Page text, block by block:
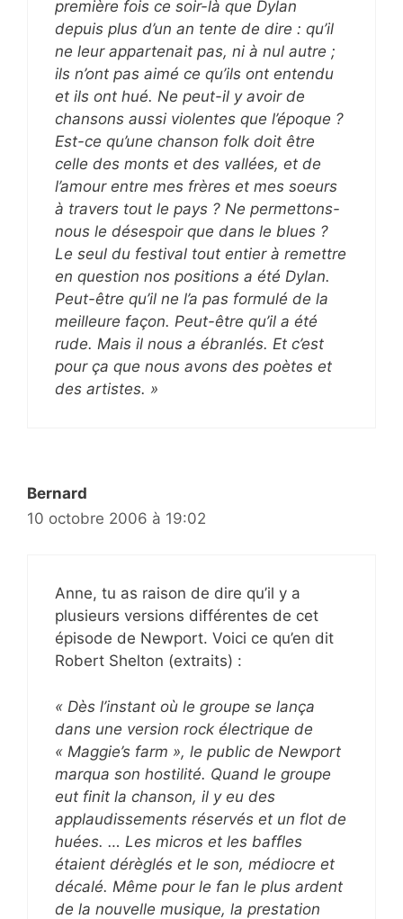
première fois ce soir-là que Dylan
depuis plus d’un an tente de dire : qu’il
ne leur appartenait pas, ni à nul autre ;
ils n’ont pas aimé ce qu’ils ont entendu
et ils ont hué. Ne peut-il y avoir de
chansons aussi violentes que l’époque ?
Est-ce qu’une chanson folk doit être
celle des monts et des vallées, et de
l’amour entre mes frères et mes soeurs
à travers tout le pays ? Ne permettons-
nous le désespoir que dans le blues ?
Le seul du festival tout entier à remettre
en question nos positions a été Dylan.
Peut-être qu’il ne l’a pas formulé de la
meilleure façon. Peut-être qu’il a été
rude. Mais il nous a ébranlés. Et c’est
pour ça que nous avons des poètes et
des artistes. »
Bernard
10 octobre 2006 à 19:02
Anne, tu as raison de dire qu’il y a
plusieurs versions différentes de cet
épisode de Newport. Voici ce qu’en dit
Robert Shelton (extraits) :
« Dès l’instant où le groupe se lança
dans une version rock électrique de
« Maggie’s farm », le public de Newport
marqua son hostilité. Quand le groupe
eut finit la chanson, il y eu des
applaudissements réservés et un flot de
huées. … Les micros et les baffles
étaient dérèglés et le son, médiocre et
décalé. Même pour le fan le plus ardent
de la nouvelle musique, la prestation